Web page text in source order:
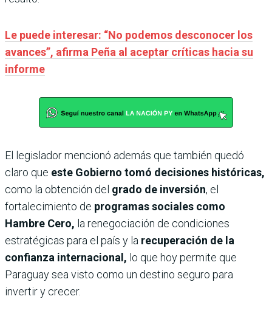
Le puede interesar: “No podemos desconocer los
avances”, afirma Peña al aceptar críticas hacia su
informe
El legislador mencionó además que también quedó
claro que este Gobierno tomó decisiones históricas,
como la obtención del grado de inversión, el
fortalecimiento de programas sociales como
Hambre Cero, la renegociación de condiciones
estratégicas para el país y la recuperación de la
confianza internacional, lo que hoy permite que
Paraguay sea visto como un destino seguro para
invertir y crecer.